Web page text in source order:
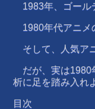
1983年、ゴール
1980年代アニメ
そして、人気ア
だが、実は1980
析に足を踏み入れ
目次